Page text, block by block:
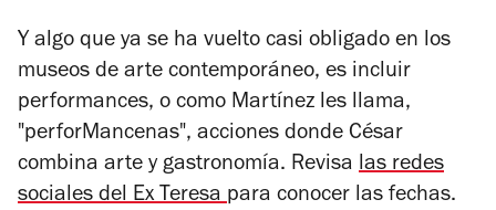
Y algo que ya se ha vuelto casi obligado en los
museos de arte contemporáneo, es incluir
performances, o como Martínez les llama,
"perforMancenas", acciones donde César
combina arte y gastronomía. Revisa las redes
sociales del Ex Teresapara conocer las fechas.